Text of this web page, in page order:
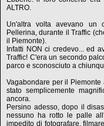
ALTRO.
Un'altra volta avevano un
Pellerina, durante il Traffic
il Piemonte).
Infatti NON ci credevo... ed
Traffic! C'era un secondo
parco e sconosciuto a
Vagabondare per il
stato semplicemente
ancora.
Persino adesso, dopo il
nessuno ha rotto le palle
impedito di fotografare,